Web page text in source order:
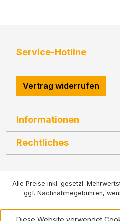
Service-Hotline
Vertrag widerrufen
Informationen
Rechtliches
Alle Preise inkl. gesetzl.
ggf. Nachnahmegebühren,